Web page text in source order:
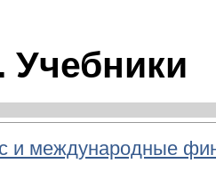
и международные